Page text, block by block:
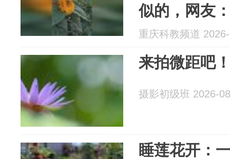
似的，网友
真实了
重庆科教频道
来拍微距吧
摄影初级班 2026-
睡莲花开：